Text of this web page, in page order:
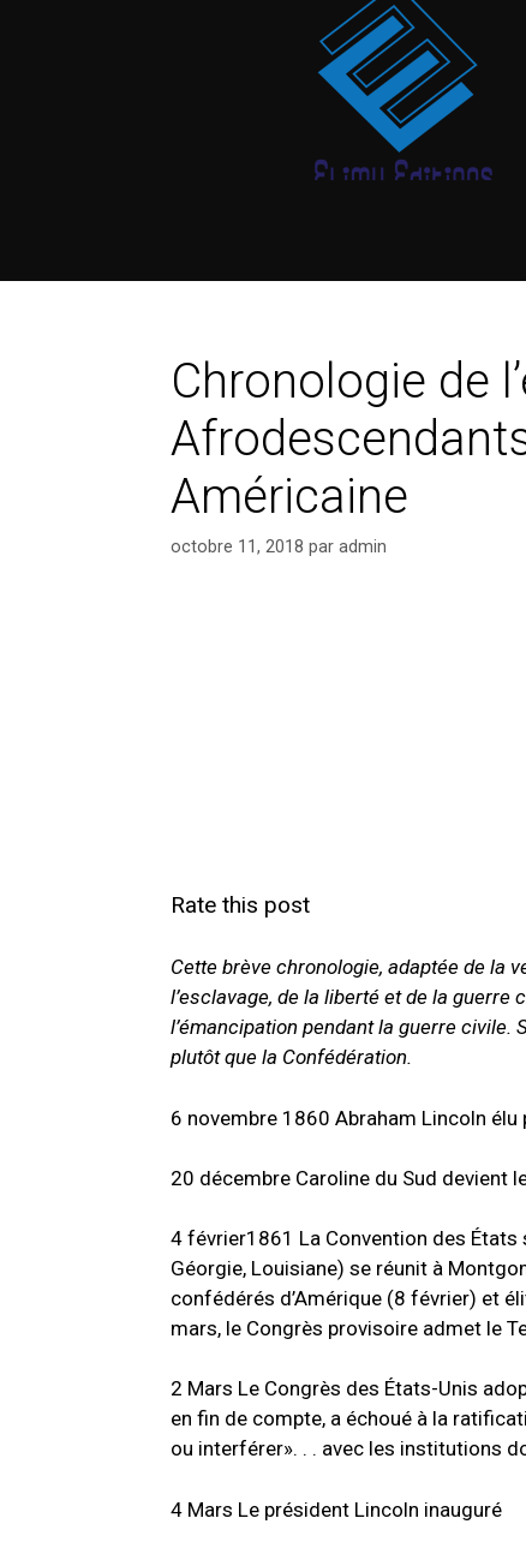
Chronologie de
Américaine
octobre 11, 2018 par admin
Rate this post
Cette brève chronologie, adaptée de la
l’esclavage, de la liberté et de la
l’émancipation pendant la guerre civile.
plutôt que la Confédération.
6 novembre 1860 Abraham Lincoln élu
20 décembre Caroline du Sud devient
4 février1861 La Convention des
Géorgie, Louisiane) se réunit à
confédérés d’Amérique (8 février) et
mars, le Congrès provisoire admet le
2 Mars Le Congrès des États-Unis
en fin de compte, a échoué à la
ou interférer». . . avec les institutions
4 Mars Le président Lincoln inauguré